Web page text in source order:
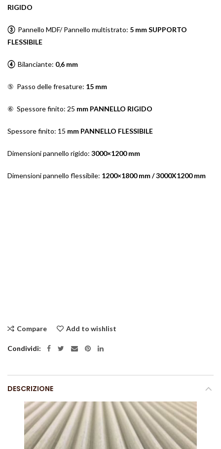
RIGIDO
③ Pannello MDF/ Pannello multistrato: 5 mm SUPPORTO
FLESSIBILE
④ Bilanciante: 0,6 mm
⑤ Passo delle fresature: 15 mm
⑥ Spessore finito: 25 mm PANNELLO RIGIDO
Spessore finito: 15 mm PANNELLO FLESSIBILE
Dimensioni pannello rigido: 3000×1200 mm
Dimensioni pannello flessibile: 1200×1800 mm / 3000X1200 mm
Compare Add to wishlist
Condividi
DESCRIZIONE